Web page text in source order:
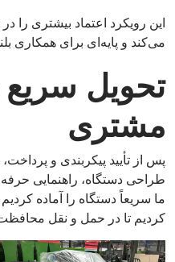
این رویکرد اعتماد بیشتری را
می‌کند و پایه‌ای برای همکاری
تحویل سریع
مشتری
پس از تأیید پیکربندی و
طراحی دستگاه، راهنمایی
ما سریعاً دستگاه را آماده
کردیم تا در حمل و نقل